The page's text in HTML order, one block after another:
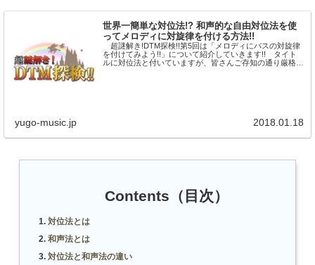
世界一簡単な対位法!? 和声的な自由対位法を使
ってメロディに対旋律を付ける方法!!
超謎解き!DTM探検!!第5回は「メロディにバスの対旋律
を付けてみよう!!」について紹介していきます!! タイト
ルに対位法と付いていますが、皆さんご存知の通り厳格対
yugo-music.jp 2018.01.18
Contents（目次）
対位法とは
和声法とは
対位法と和声法の違い